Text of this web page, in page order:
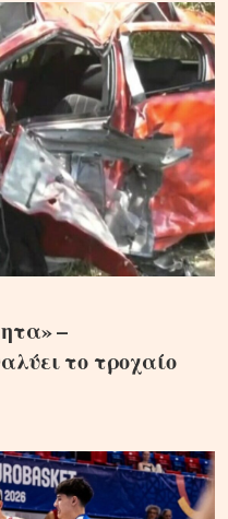
–
το τροχαίο